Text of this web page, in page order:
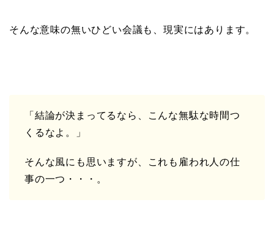
そんな意味の無いひどい会議も、現実にはあります。
「結論が決まってるなら、こんな無駄な時間つ
くるなよ。」
そんな風にも思いますが、これも雇われ人の仕
事の一つ・・・。